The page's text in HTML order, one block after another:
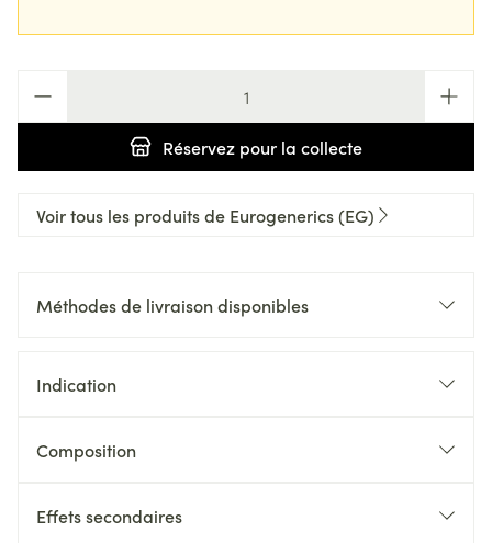
Réservez pour la collecte
Voir tous les produits de Eurogenerics (EG)
Méthodes de livraison disponibles
Indication
Composition
Effets secondaires